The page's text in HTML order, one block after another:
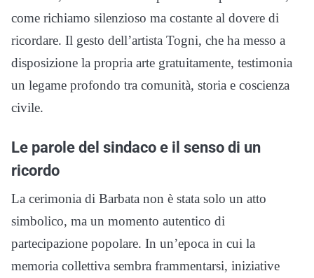
come richiamo silenzioso ma costante al dovere di
ricordare. Il gesto dell’artista Togni, che ha messo a
disposizione la propria arte gratuitamente, testimonia
un legame profondo tra comunità, storia e coscienza
civile.
Le parole del sindaco e il senso di un
ricordo
La cerimonia di Barbata non è stata solo un atto
simbolico, ma un momento autentico di
partecipazione popolare. In un’epoca in cui la
memoria collettiva sembra frammentarsi, iniziative